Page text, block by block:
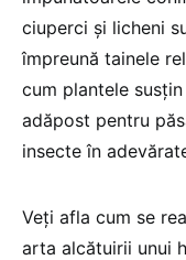
ciuperci și licheni
împreună tainele
cum plantele
adăpost pentru
insecte în
Veți afla cum se
arta alcătuirii unui